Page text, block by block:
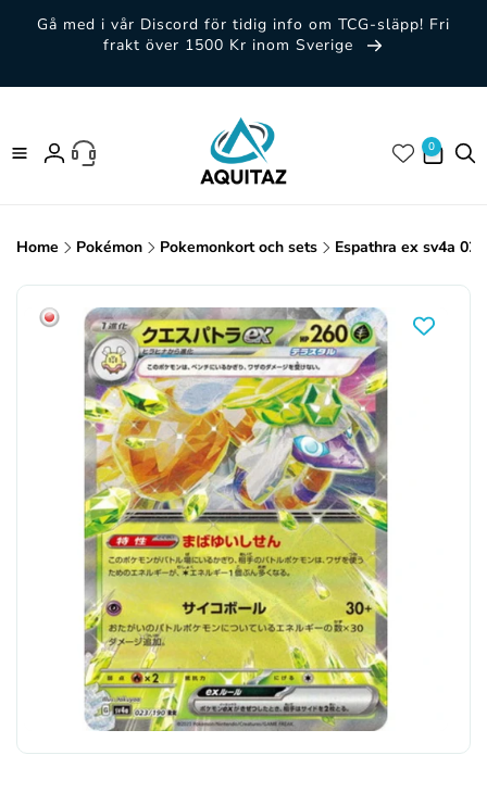
vidareGå med i vår Discord för tidig info om TCG-släpp! Fri
frakt över 1500 Kr inom Sverige
Logga
0
0 artiklar
Home Pokémon Pokemonkort och sets Espathra ex sv4a
vidare till